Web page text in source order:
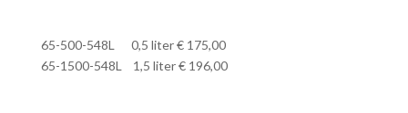
65-500-548L 0,5 liter € 175,00
65-1500-548L 1,5 liter € 196,00